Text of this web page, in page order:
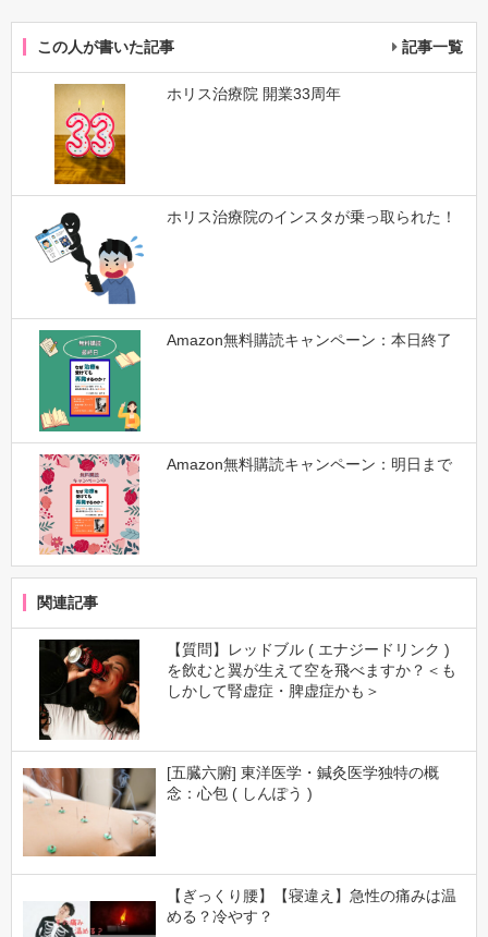
この人が書いた記事 記事一覧
ホリス治療院 開業33周年
ホリス治療院のインスタが乗っ取られた！
Amazon無料購読キャンペーン：本日終了
Amazon無料購読キャンペーン：明日まで
関連記事
【質問】レッドブル ( エナジードリンク )
を飲むと翼が生えて空を飛べますか？＜も
しかして腎虚症・脾虚症かも＞
[五臓六腑] 東洋医学・鍼灸医学独特の概
念：心包 ( しんぽう )
【ぎっくり腰】【寝違え】急性の痛みは温
める？冷やす？